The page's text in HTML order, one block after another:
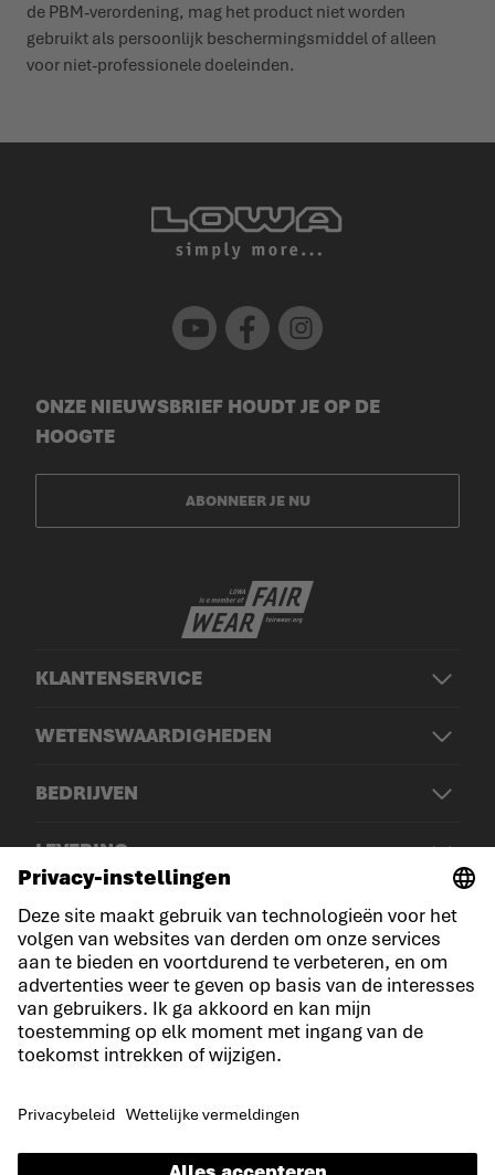
de PBM-verordening, mag het product niet worden
gebruikt als persoonlijk beschermingsmiddel of alleen
voor niet-professionele doeleinden.
Youtube Facebook Instagram
KLANTENSERVICE
WETENSWAARDIGHEDEN
BEDRIJVEN
LEVERING
ONZE NIEUWSBRIEF HOUDT JE OP DE
HOOGTE
ABONNEER JE NU
© LOWA Sportschuhe GmbH
Aankondiging
Privacy